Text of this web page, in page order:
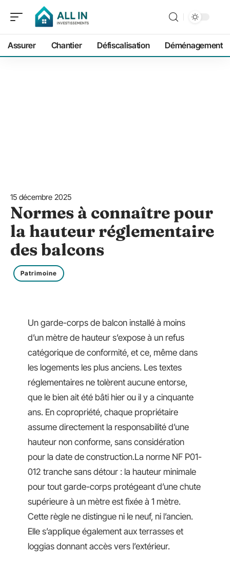
Assurer Chantier Défiscalisation Déménagement
15 décembre 2025
Normes à connaître pour
la hauteur réglementaire
des balcons
Patrimoine
Un garde-corps de balcon installé à moins
d’un mètre de hauteur s’expose à un refus
catégorique de conformité, et ce, même dans
les logements les plus anciens. Les textes
réglementaires ne tolèrent aucune entorse,
que le bien ait été bâti hier ou il y a cinquante
ans. En copropriété, chaque propriétaire
assume directement la responsabilité d’une
hauteur non conforme, sans considération
pour la date de construction.La norme NF P01-
012 tranche sans détour : la hauteur minimale
pour tout garde-corps protégeant d’une chute
supérieure à un mètre est fixée à 1 mètre.
Cette règle ne distingue ni le neuf, ni l’ancien.
Elle s’applique également aux terrasses et
loggias donnant accès vers l’extérieur.